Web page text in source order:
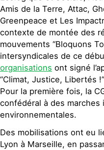
Amis de la Terre, Attac,
Greenpeace et Les
contexte de montée des
mouvements “Bloquons
intersyndicales de ce
organisations ont signé
“Climat, Justice, Libertés
Pour la première fois, la
confédéral à des
environnementales.
Des mobilisations ont eu
Lyon à Marseille, en